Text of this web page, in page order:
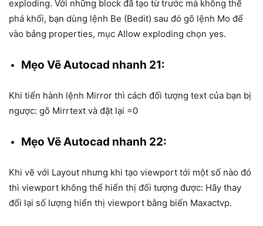
exploding. Với những block đã tạo từ trước mà không thể
phá khối, bạn dùng lệnh Be (Bedit) sau đó gõ lệnh Mo để
vào bảng properties, mục Allow exploding chọn yes.
Mẹo Vẽ Autocad nhanh 21:
Khi tiến hành lệnh Mirror thì cách đối tượng text của bạn bị
ngược: gõ Mirrtext và đặt lại =0
Mẹo Vẽ Autocad nhanh 22:
Khi vẽ với Layout nhưng khi tạo viewport tới một số nào đó
thì viewport không thể hiển thị đối tượng được: Hãy thay
đổi lại số lượng hiển thị viewport bằng biến Maxactvp.